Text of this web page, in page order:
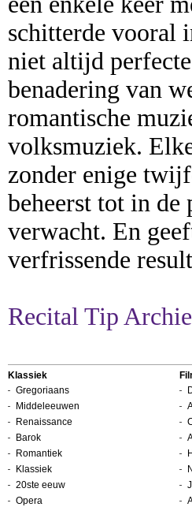
schitterde vooral
niet altijd
benadering van
romantische
volksmuziek.
zonder enige
beheerst tot in de
verwacht. En
verfrissende
Recital Tip
Klassiek
Gregoriaans
Middeleeuwen
Renaissance
Barok
Romantiek
Klassiek
20ste eeuw
Opera